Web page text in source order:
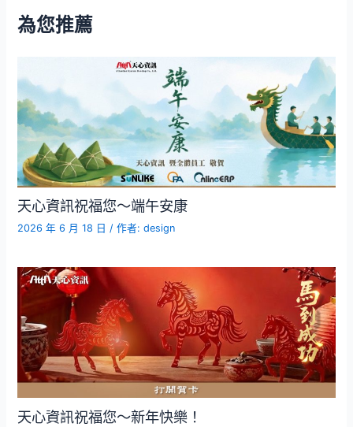
為您推薦
天心資訊祝福您～端午安康
2026 年 6 月 18 日 / 作者:design
天心資訊祝福您～新年快樂！